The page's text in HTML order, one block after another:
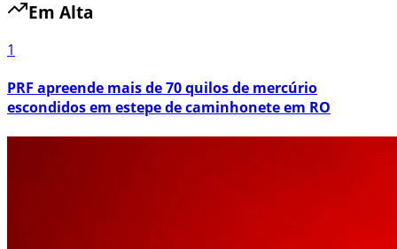
Em Alta
1
PRF apreende mais de 70 quilos de mercúrio
escondidos em estepe de caminhonete em RO